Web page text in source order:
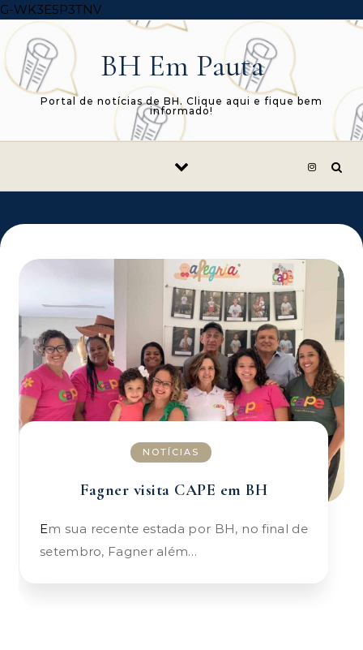
G-WK3E5P3TNVSkip to content
BH Em Pauta
Portal de notícias de BH. Clique aqui e fique bem
informado!
NOTÍCIAS
Fagner visita CAPE em BH
Em sua recente estada por BH, no final de
setembro, Fagner além…